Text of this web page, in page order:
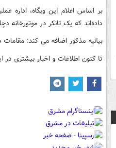
بر اساس اعلام این وبگاه، اداره
داده‌اند که یک تانکر در
بیانیه مذکور اضافه می کند:
تا کنون اطلاعات و اخبار بیشتری